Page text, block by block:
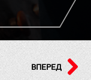
ВПЕРЕД